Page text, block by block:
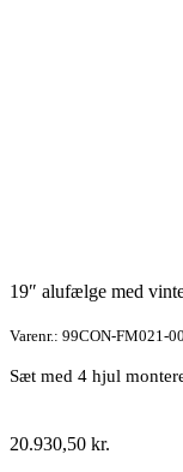
19″ alufælge med
Varenr.: 99CON-FM021-
Sæt med 4 hjul
20.930,50 kr.